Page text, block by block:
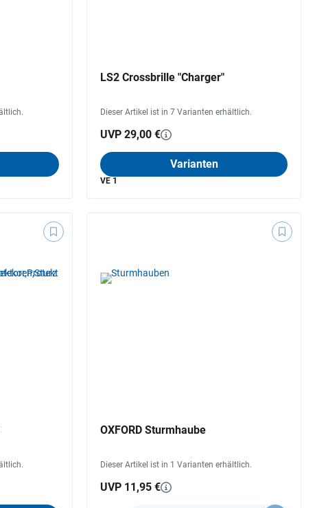
LS2 Crossbrille "Charger"
Dieser Artikel ist in 7 Varianten erhältlich.
UVP 29,00 €
Varianten
VE 1
OXFORD Sturmhaube
Dieser Artikel ist in 1 Varianten erhältlich.
UVP 11,95 €